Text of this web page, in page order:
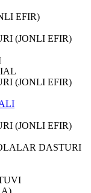
EFIR)
(JONLI EFIR)
(JONLI EFIR)
(JONLI EFIR)
DASTURI